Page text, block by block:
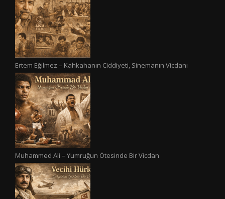
Ertem Eğilmez – Kahkahanın Ciddiyeti, Sinemanın Vicdanı
Muhammed Ali – Yumruğun Ötesinde Bir Vicdan